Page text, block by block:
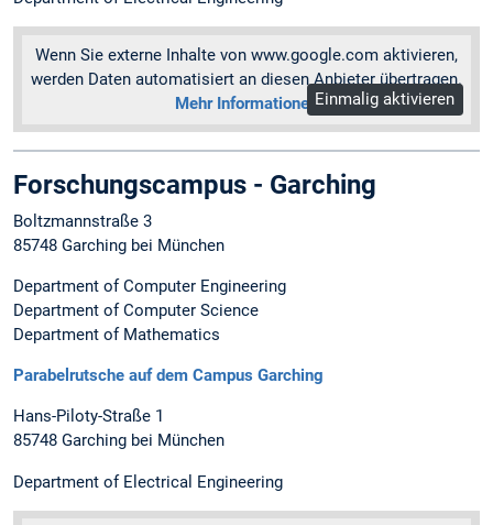
Wenn Sie externe Inhalte von www.google.com aktivieren,
werden Daten automatisiert an diesen Anbieter übertragen.
Mehr InformationenEinmalig aktivieren
Forschungscampus - Garching
Boltzmannstraße 3
85748 Garching bei München
Department of Computer Engineering
Department of Computer Science
Department of Mathematics
Parabelrutsche auf dem Campus Garching
Hans-Piloty-Straße 1
85748 Garching bei München
Department of Electrical Engineering